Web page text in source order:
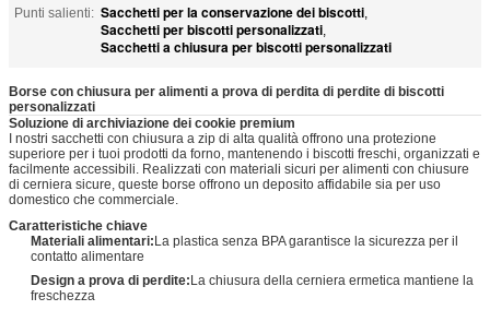
Punti salienti: Sacchetti per la conservazione dei biscotti,
Sacchetti per biscotti personalizzati,
Sacchetti a chiusura per biscotti personalizzati
Borse con chiusura per alimenti a prova di perdita di perdite di biscotti
personalizzati
Soluzione di archiviazione dei cookie premium
I nostri sacchetti con chiusura a zip di alta qualità offrono una protezione
superiore per i tuoi prodotti da forno, mantenendo i biscotti freschi, organizzati e
facilmente accessibili. Realizzati con materiali sicuri per alimenti con chiusure
di cerniera sicure, queste borse offrono un deposito affidabile sia per uso
domestico che commerciale.
Caratteristiche chiave
Materiali alimentari:La plastica senza BPA garantisce la sicurezza per il
contatto alimentare
Design a prova di perdite:La chiusura della cerniera ermetica mantiene la
freschezza